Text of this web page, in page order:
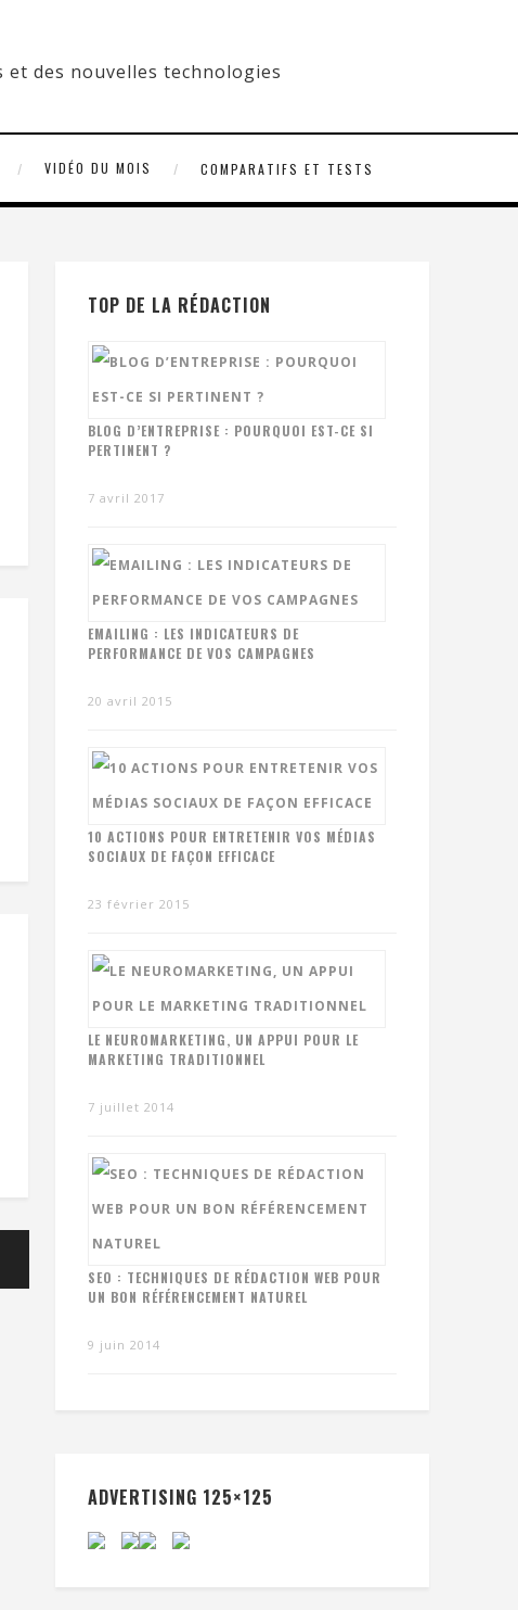
VIDÉO DU MOIS COMPARATIFS ET TESTS
TOP DE LA RÉDACTION
BLOG D’ENTREPRISE : POURQUOI EST-CE SI
PERTINENT ?
7 avril 2017
EMAILING : LES INDICATEURS DE
PERFORMANCE DE VOS CAMPAGNES
20 avril 2015
10 ACTIONS POUR ENTRETENIR VOS MÉDIAS
SOCIAUX DE FAÇON EFFICACE
23 février 2015
LE NEUROMARKETING, UN APPUI POUR LE
MARKETING TRADITIONNEL
7 juillet 2014
SEO : TECHNIQUES DE RÉDACTION WEB POUR
UN BON RÉFÉRENCEMENT NATUREL
9 juin 2014
ADVERTISING 125×125